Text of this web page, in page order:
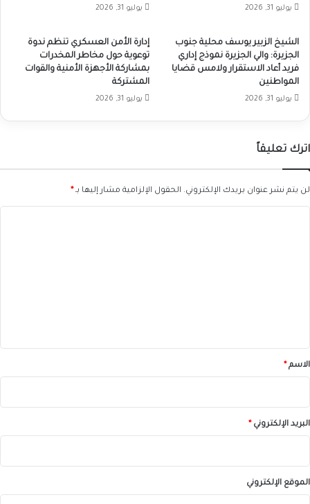
يوليو 31, 2026 يوليو 31, 2026
الشيخ الزبير يوسف محلية جنوب
الجزيرة: والي الجزيرة نموذج إداري
فريد أعاد الاستقرار ولامس قضايا
المواطنين
يوليو 31, 2026
إدارة الأمن العسكري تنظم ندوة
توعوية حول مخاطر المخدرات
بمشاركة الأجهزة الأمنية والقوات
المشتركة
يوليو 31, 2026
اترك تعليقاً
لن يتم نشر عنوان بريدك الإلكتروني. الحقول الإلزامية مشار إليها بـ *
*الاسم *
البريد الإلكتروني *
الموقع الإلكتروني